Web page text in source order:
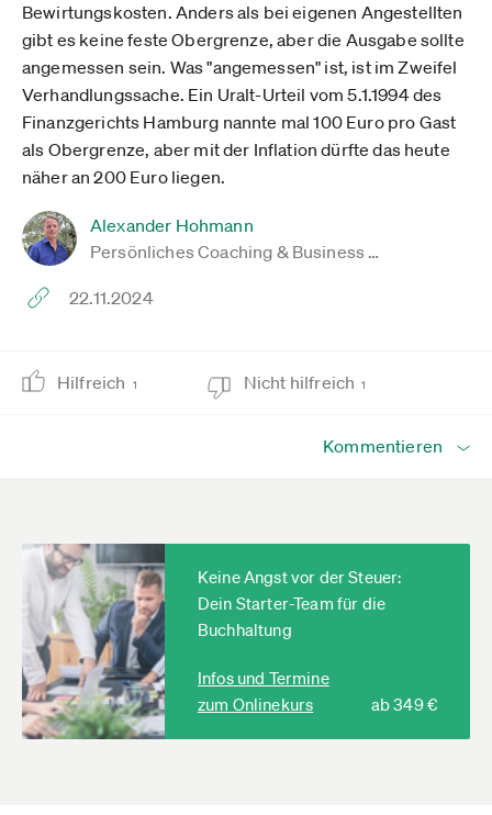
Bewirtungskosten. Anders als bei eigenen Angestellten
gibt es keine feste Obergrenze, aber die Ausgabe sollte
angemessen sein. Was "angemessen" ist, ist im Zweifel
Verhandlungssache. Ein Uralt-Urteil vom 5.1.1994 des
Finanzgerichts Hamburg nannte mal 100 Euro pro Gast
als Obergrenze, aber mit der Inflation dürfte das heute
näher an 200 Euro liegen.
Alexander Hohmann
Persönliches Coaching & Business …
22.11.2024
Hilfreich 1 Nicht hilfreich 1
Kommentieren
Keine Angst vor der Steuer:
Dein Starter-Team für die
Buchhaltung
Infos und Termine
zum Onlinekurs
ab 349 €